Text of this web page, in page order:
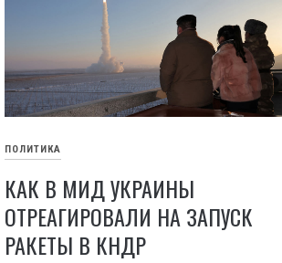
ПОЛИТИКА
КАК В МИД УКРАИНЫ
ОТРЕАГИРОВАЛИ НА ЗАПУСК
РАКЕТЫ В КНДР